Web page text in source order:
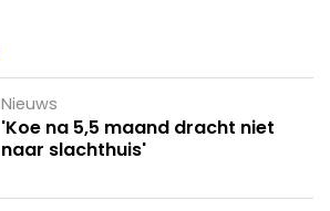
Nieuws
'Koe na 5,5 maand dracht niet
naar slachthuis'